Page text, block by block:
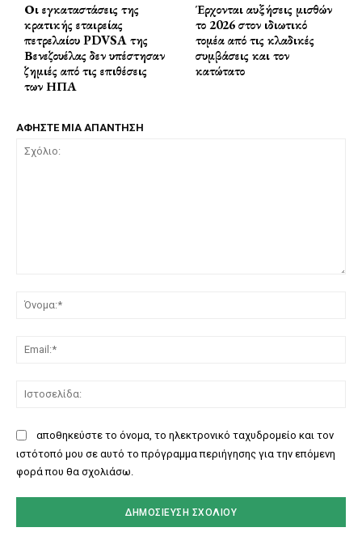
Οι εγκαταστάσεις της
κρατικής εταιρείας
πετρελαίου PDVSA της
Βενεζουέλας δεν υπέστησαν
ζημιές από τις επιθέσεις
των ΗΠΑ
Έρχονται αυξήσεις μισθών
το 2026 στον ιδιωτικό
τομέα από τις κλαδικές
συμβάσεις και τον
κατώτατο
ΑΦΗΣΤΕ ΜΙΑ ΑΠΑΝΤΗΣΗ
αποθηκεύστε το όνομα, το ηλεκτρονικό ταχυδρομείο και τον
ιστότοπό μου σε αυτό το πρόγραμμα περιήγησης για την επόμενη
φορά που θα σχολιάσω.